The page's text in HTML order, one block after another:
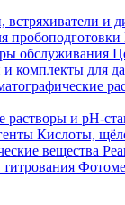
и
пробоподготовки
обслуживания
комплекты для
растворы и pH-
Кислоты,
вещества